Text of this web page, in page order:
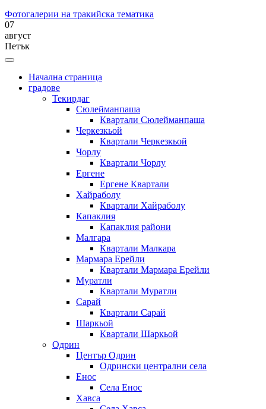
Фотогалерии на тракийска тематика
07
август
Петък
Начална страница
градове
Текирдаг
Сюлейманпаша
Квартали Сюлейманпаша
Черкезкьой
Квартали Черкезкьой
Чорлу
Квартали Чорлу
Ергене
Ергене Квартали
Хайраболу
Квартали Хайраболу
Капаклия
Капаклия райони
Малгара
Квартали Малкара
Мармара Ерейли
Квартали Мармара Ерейли
Муратли
Квартали Муратли
Сарай
Квартали Сарай
Шаркьой
Квартали Шаркьой
Одрин
Център Одрин
Одрински централни села
Енос
Села Енос
Хавса